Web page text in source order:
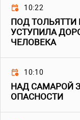
10:22
ПОД ТОЛЬЯТТИ
УСТУПИЛА
ЧЕЛОВЕКА
10:10
НАД САМАРОЙ
ОПАСНОСТИ